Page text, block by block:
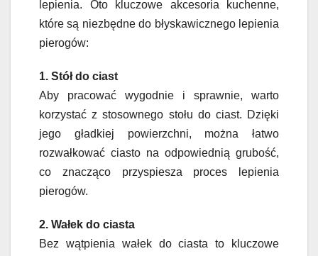
lepienia. Oto kluczowe akcesoria kuchenne,
które są niezbędne do błyskawicznego lepienia
pierogów:
1. Stół do ciast
Aby pracować wygodnie i sprawnie, warto
korzystać z stosownego stołu do ciast. Dzięki
jego gładkiej powierzchni, można łatwo
rozwałkować ciasto na odpowiednią grubość,
co znacząco przyspiesza proces lepienia
pierogów.
2. Wałek do ciasta
Bez wątpienia wałek do ciasta to kluczowe